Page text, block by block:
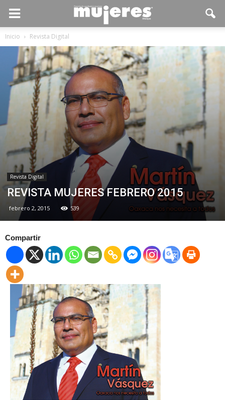
Inicio Revista Digital
Revista Digital
REVISTA MUJERES FEBRERO 2015
febrero 2, 2015 539
Compartir